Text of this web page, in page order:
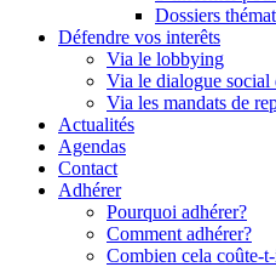
Dossiers
Défendre vos interêts
Via le lobbying
Via le dialogue social
Via les mandats de
Actualités
Agendas
Contact
Adhérer
Pourquoi adhérer?
Comment adhérer?
Combien cela coûte-